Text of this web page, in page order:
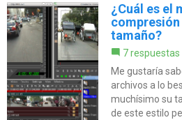
¿Cuál es el
tamaño?
7 respuestas
Me gustaría
archivos a lo
muchísimo su
de este estilo